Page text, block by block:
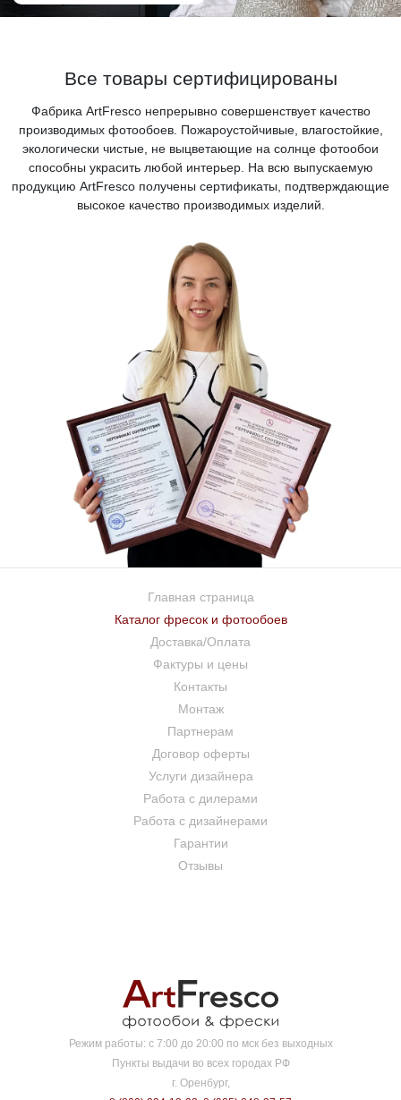
Все товары сертифицированы
Фабрика ArtFresco непрерывно совершенствует качество
производимых фотообоев. Пожароустойчивые, влагостойкие,
экологически чистые, не выцветающие на солнце фотообои
способны украсить любой интерьер. На всю выпускаемую
продукцию ArtFresco получены сертификаты, подтверждающие
высокое качество производимых изделий.
Главная страница
Каталог фресок и фотообоев
Доставка/Оплата
Фактуры и цены
Контакты
Монтаж
Партнерам
Договор оферты
Услуги дизайнера
Работа с дилерами
Работа с дизайнерами
Гарантии
Отзывы
Режим работы: с 7:00 до 20:00 по мск без выходных
Пункты выдачи во всех городах РФ
г. Оренбург,